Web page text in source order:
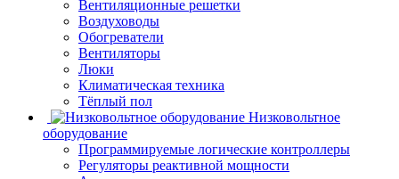
Вентиляционные решетки
Воздуховоды
Обогреватели
Вентиляторы
Люки
Климатическая техника
Тёплый пол
Низковольтное
оборудование
Программируемые логические контроллеры
Регуляторы реактивной мощности